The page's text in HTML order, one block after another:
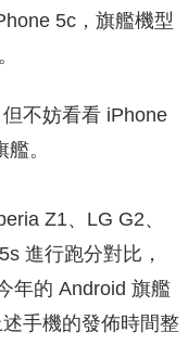
5c，旗艦機型
不妨看看 iPhone
。
Z1、LG G2、
進行跑分對比，
年的 Android 旗艦
手機的發佈時間整